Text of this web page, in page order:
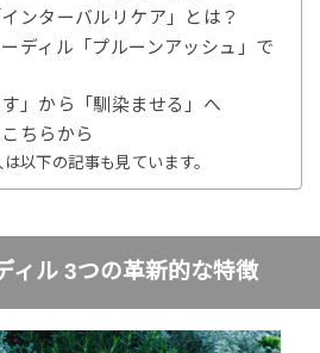
ンターバルリケア」とは？
ディル「プルーンアッシュ」で
」から「馴染ませる」へ
ちらから
以下の記事も見ています。
ィル 3つの革新的な特徴